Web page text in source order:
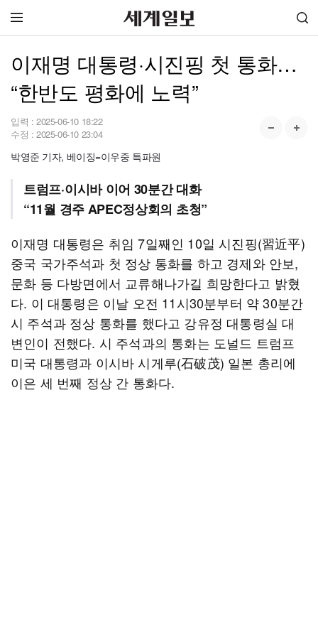
이재명 대통령·시진핑 첫 통화…
“한반도 평화에 노력”
입력 : 2025-06-10 18:22
수정 : 2025-06-10 23:04
박영준 기자, 베이징=이우중 특파원
트럼프·이시바 이어 30분간 대화
“11월 경주 APEC정상회의 초청”
이재명 대통령은 취임 7일째인 10일 시진핑(習近平)
중국 국가주석과 첫 정상 통화를 하고 경제와 안보,
문화 등 다방면에서 교류해나가길 희망한다고 밝혔
다. 이 대통령은 이날 오전 11시30분부터 약 30분간
시 주석과 정상 통화를 했다고 강유정 대통령실 대
변인이 전했다. 시 주석과의 통화는 도널드 트럼프
미국 대통령과 이시바 시게루(石破茂) 일본 총리에
이은 세 번째 정상 간 통화다.